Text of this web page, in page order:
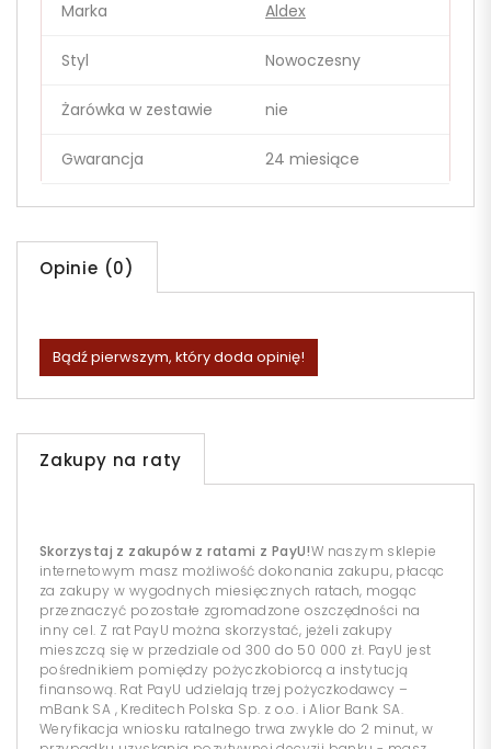
Marka Aldex
Styl Nowoczesny
Żarówka w zestawie nie
Gwarancja 24 miesiące
Opinie (0)
Bądź pierwszym, który doda opinię!
Zakupy na raty
Skorzystaj z zakupów z ratami z PayU!W naszym sklepie
internetowym masz możliwość dokonania zakupu, płacąc
za zakupy w wygodnych miesięcznych ratach, mogąc
przeznaczyć pozostałe zgromadzone oszczędności na
inny cel. Z rat PayU można skorzystać, jeżeli zakupy
mieszczą się w przedziale od 300 do 50 000 zł. PayU jest
pośrednikiem pomiędzy pożyczkobiorcą a instytucją
finansową. Rat PayU udzielają trzej pożyczkodawcy –
mBank SA , Kreditech Polska Sp. z o.o. i Alior Bank SA.
Weryfikacja wniosku ratalnego trwa zwykle do 2 minut, w